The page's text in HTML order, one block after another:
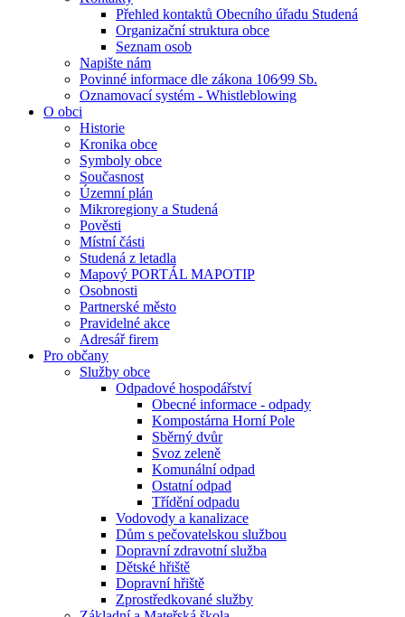
Přehled kontaktů Obecního úřadu Studená
Organizační struktura obce
Seznam osob
Napište nám
Povinné informace dle zákona 106⁄99 Sb.
Oznamovací systém - Whistleblowing
O obci
Historie
Kronika obce
Symboly obce
Současnost
Územní plán
Mikroregiony a Studená
Pověsti
Místní části
Studená z letadla
Mapový PORTÁL MAPOTIP
Osobnosti
Partnerské město
Pravidelné akce
Adresář firem
Pro občany
Služby obce
Odpadové hospodářství
Obecné informace - odpady
Kompostárna Horní Pole
Sběrný dvůr
Svoz zeleně
Komunální odpad
Ostatní odpad
Třídění odpadu
Vodovody a kanalizace
Dům s pečovatelskou službou
Dopravní zdravotní služba
Dětské hřiště
Dopravní hřiště
Zprostředkované služby